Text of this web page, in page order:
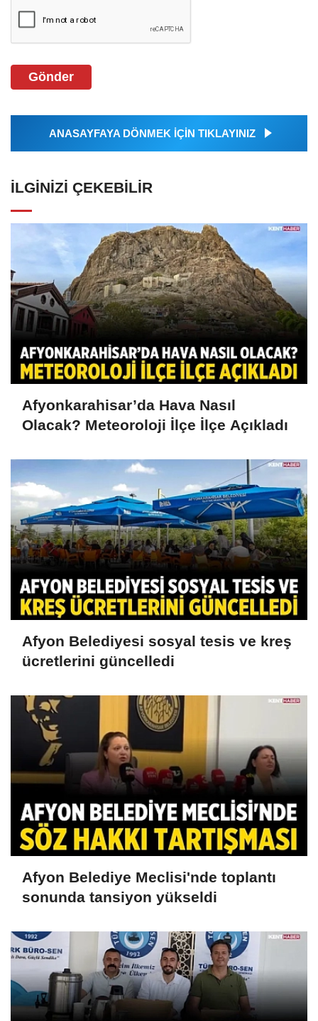
Gönder
ANASAYFAYA DÖNMEK İÇİN TIKLAYINIZ
İLGINIZI ÇEKEBILIR
Afyonkarahisar’da Hava Nasıl
Olacak? Meteoroloji İlçe İlçe Açıkladı
Afyon Belediyesi sosyal tesis ve kreş
ücretlerini güncelledi
Afyon Belediye Meclisi'nde toplantı
sonunda tansiyon yükseldi